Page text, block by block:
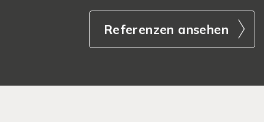
Referenzen ansehen